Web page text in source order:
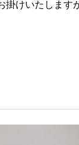
掛けいたします